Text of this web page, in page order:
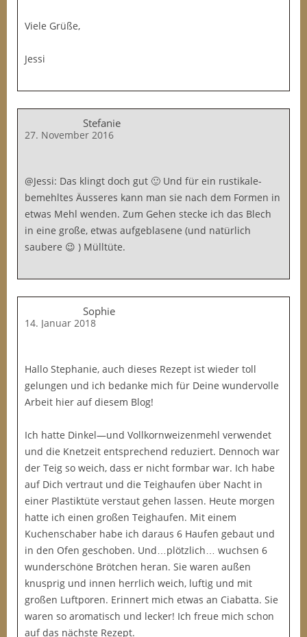
Viele Grüße,
Jessi
Stefanie
27. November 2016
@Jessi: Das klingt doch gut 🙂 Und für ein rustikale-
bemehltes Äusseres kann man sie nach dem Formen in
etwas Mehl wenden. Zum Gehen stecke ich das Blech
in eine große, etwas aufgeblasene (und natürlich
saubere 😉 ) Mülltüte.
Sophie
14. Januar 2018
Hallo Stephanie, auch dieses Rezept ist wieder toll
gelungen und ich bedanke mich für Deine wundervolle
Arbeit hier auf diesem Blog!
Ich hatte Dinkel—und Vollkornweizenmehl verwendet
und die Knetzeit entsprechend reduziert. Dennoch war
der Teig so weich, dass er nicht formbar war. Ich habe
auf Dich vertraut und die Teighaufen über Nacht in
einer Plastiktüte verstaut gehen lassen. Heute morgen
hatte ich einen großen Teighaufen. Mit einem
Kuchenschaber habe ich daraus 6 Haufen gebaut und
in den Ofen geschoben. Und…plötzlich… wuchsen 6
wunderschöne Brötchen heran. Sie waren außen
knusprig und innen herrlich weich, luftig und mit
großen Luftporen. Erinnert mich etwas an Ciabatta. Sie
waren so aromatisch und lecker! Ich freue mich schon
auf das nächste Rezept.